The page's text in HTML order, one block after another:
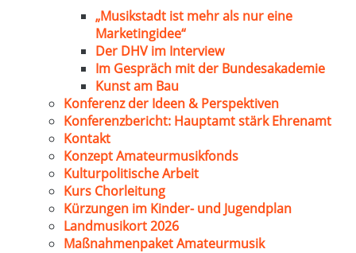
„Musikstadt ist mehr als nur eine
Marketingidee“
Der DHV im Interview
Im Gespräch mit der Bundesakademie
Kunst am Bau
Konferenz der Ideen & Perspektiven
Konferenzbericht: Hauptamt stärk Ehrenamt
Kontakt
Konzept Amateurmusikfonds
Kulturpolitische Arbeit
Kurs Chorleitung
Kürzungen im Kinder- und Jugendplan
Landmusikort 2026
Maßnahmenpaket Amateurmusik